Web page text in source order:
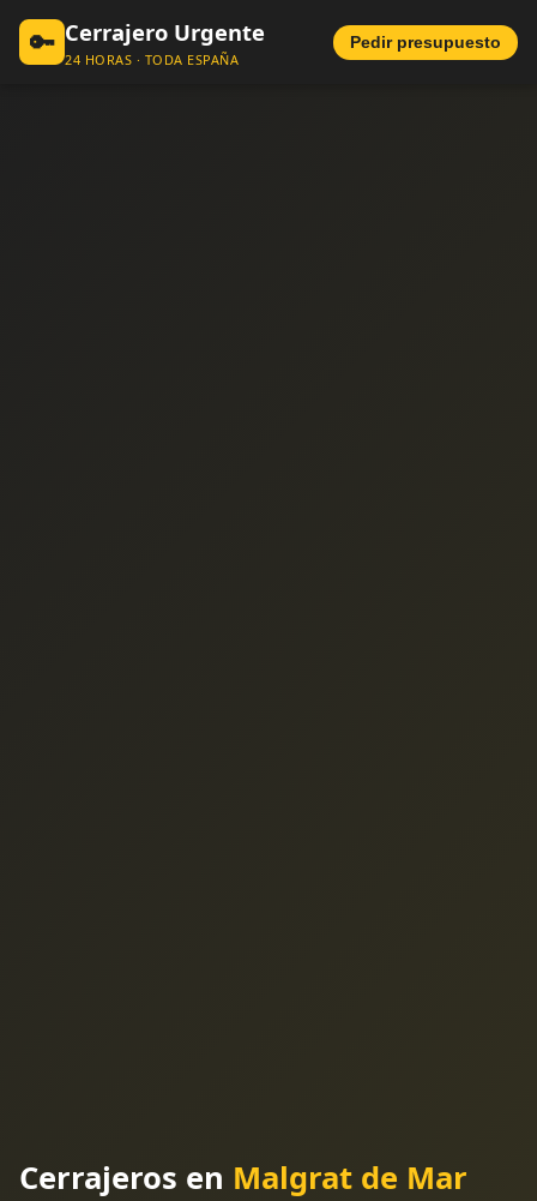
🔑 Cerrajero Urgente
24 HORAS · TODA ESPAÑA
Pedir presupuesto
Cerrajeros en Malgrat de Mar